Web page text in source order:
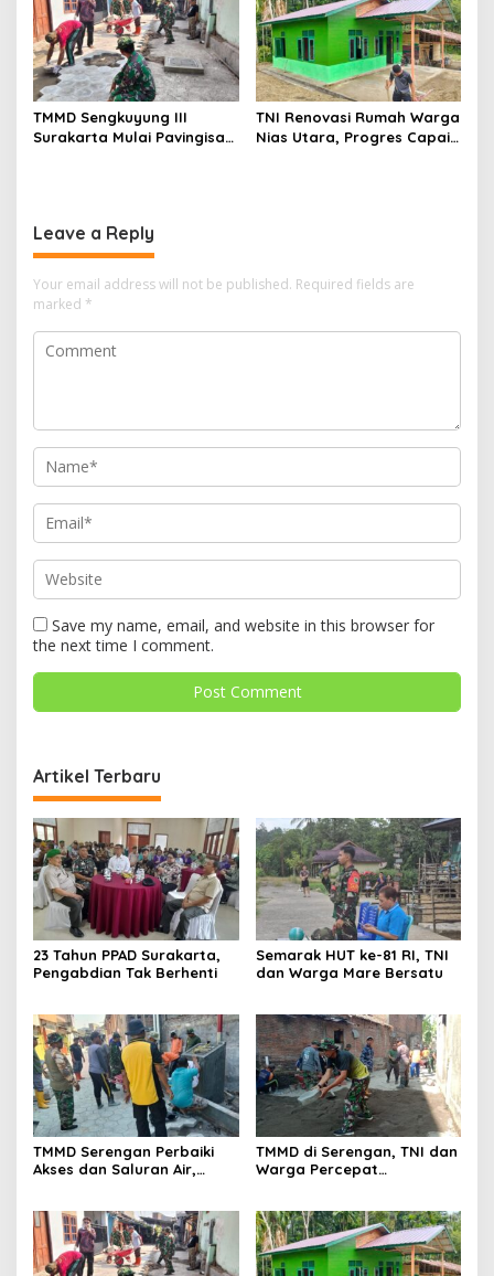
TMMD Sengkuyung III
Surakarta Mulai Pavingisasi
TNI Renovasi Rumah Warga
Nias Utara, Progres Capai
Leave a Reply
Your email address will not be published. Required fields are
marked *
Save my name, email, and website in this browser for
the next time I comment.
Artikel Terbaru
23 Tahun PPAD Surakarta,
Pengabdian Tak Berhenti
Semarak HUT ke-81 RI, TNI
dan Warga Mare Bersatu
TMMD Serengan Perbaiki
Akses dan Saluran Air,
TMMD di Serengan, TNI dan
Warga Percepat